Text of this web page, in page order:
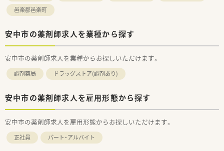
邑楽郡邑楽町
安中市の薬剤師求人を業種から探す
安中市の薬剤師求人を業種からお探しいただけます。
調剤薬局 ドラッグストア(調剤あり)
安中市の薬剤師求人を雇用形態から探す
安中市の薬剤師求人を雇用形態からお探しいただけます。
正社員 パート・アルバイト